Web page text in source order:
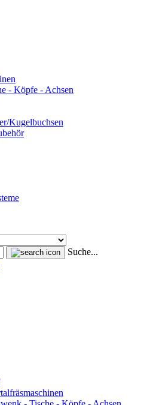
- Köpfe - Achsen
Kugelbuchsen
Suche...